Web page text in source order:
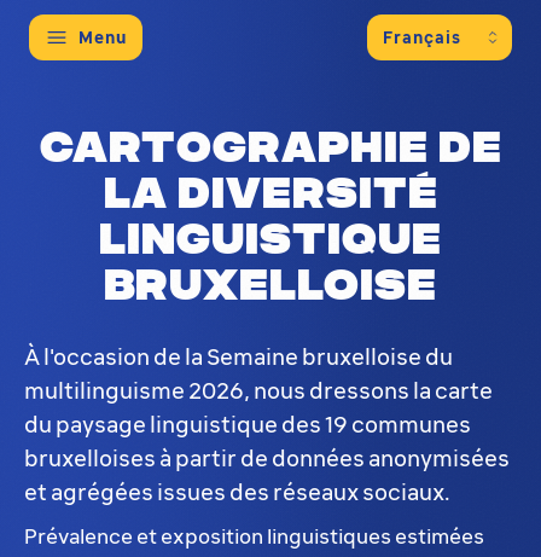
Menu
Cartographie de
la diversité
linguistique
bruxelloise
À l'occasion de la Semaine bruxelloise du
multilinguisme 2026, nous dressons la carte
du paysage linguistique des 19 communes
bruxelloises à partir de données anonymisées
et agrégées issues des réseaux sociaux.
Prévalence et exposition linguistiques estimées